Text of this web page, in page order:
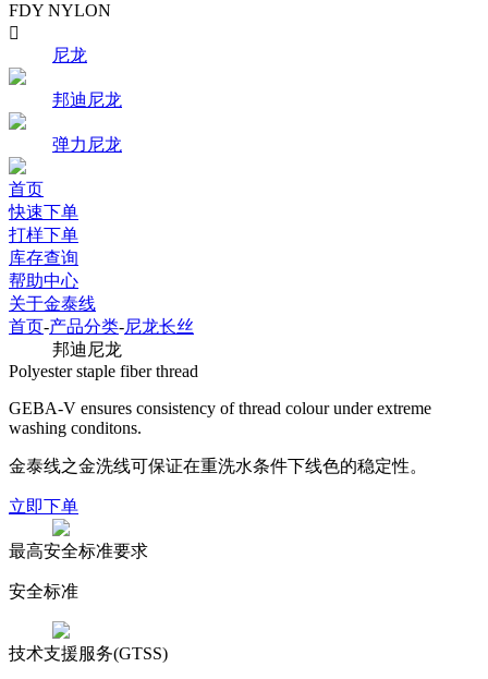
FDY NYLON

尼龙
邦迪尼龙
弹力尼龙
首页
快速下单
打样下单
库存查询
帮助中心
关于金泰线
首页-产品分类-尼龙长丝
邦迪尼龙
Polyester staple fiber thread
GEBA-V ensures consistency of thread colour under extreme
washing conditons.
金泰线之金洗线可保证在重洗水条件下线色的稳定性。
立即下单
最高安全标准要求
安全标准
技术支援服务(GTSS)